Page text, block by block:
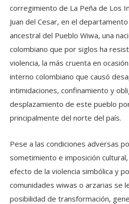
corregimiento de La Peña de Los
Juan del Cesar, en el
ancestral del Pueblo Wiwa, una
colombiano que por siglos ha
violencia, la más cruenta en
interno colombiano que causó
intimidaciones, confinamiento y
desplazamiento de este pueblo
principalmente del norte del país.
Pese a las condiciones adversas
sometimiento e imposición
efecto de la violencia simbólica y
comunidades wiwas o arzarias se
posibilidad de transformación,